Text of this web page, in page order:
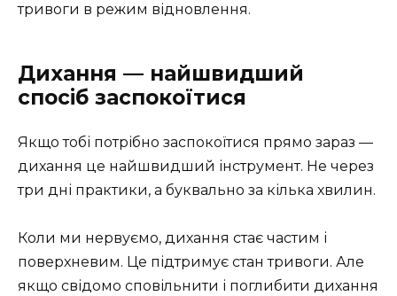
тривоги в режим відновлення.
Дихання — найшвидший
спосіб заспокоїтися
Якщо тобі потрібно заспокоїтися прямо зараз —
дихання це найшвидший інструмент. Не через
три дні практики, а буквально за кілька хвилин.
Коли ми нервуємо, дихання стає частим і
поверхневим. Це підтримує стан тривоги. Але
якщо свідомо сповільнити і поглибити дихання